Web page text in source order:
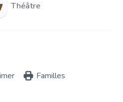
Théâtre
Familles